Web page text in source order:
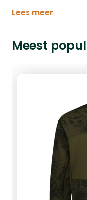
Lees meer
Meest